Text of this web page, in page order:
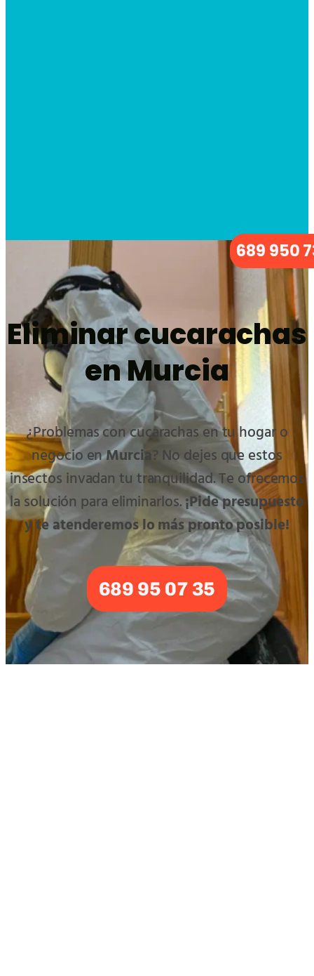
689 950
Eliminar cucarachas
en Murcia
¿Problemas con cucarachas en tu hogar o
negocio enMurcia? No dejes que estos
insectos invadan tu tranquilidad. Te ofrecemos
la solución para eliminarlos.¡Pide presupuesto
y te atenderemos lo más pronto posible!
689 95 07 35